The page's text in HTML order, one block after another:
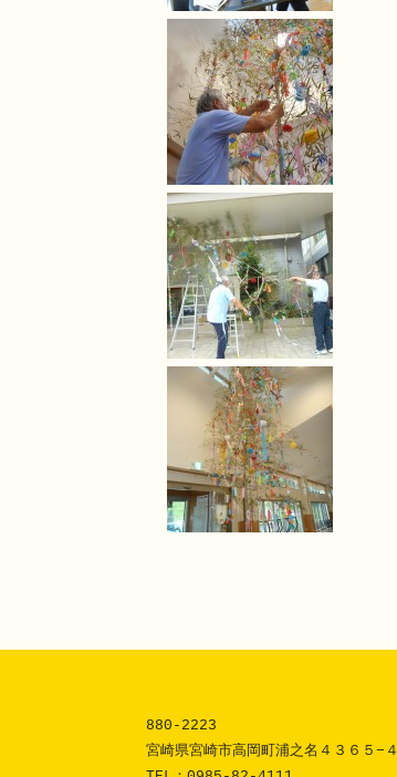
880-2223
宮崎県宮崎市高岡町浦之名４３６５−４